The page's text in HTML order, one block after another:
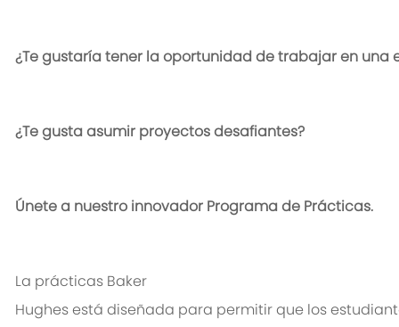
¿Tegustaríatener laoportunidaddetrabajaren una
¿Tegustaasumir proyectosdesafiantes?
Únetea nuestro innovador Programade Prácticas.
La prácticas Baker
Hughesestá diseñada para permitirque los